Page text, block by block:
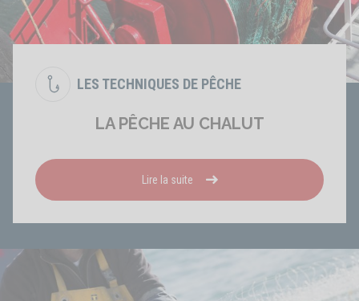
LES TECHNIQUES DE PÊCHE
LA PÊCHE AU CHALUT
Lire la suite